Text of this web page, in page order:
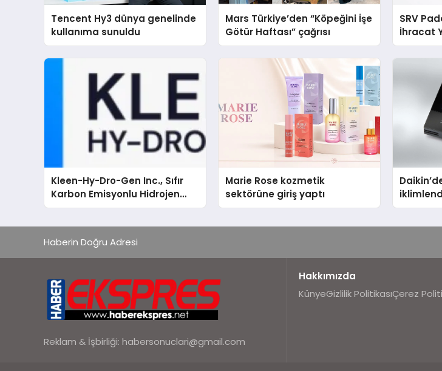
Tencent Hy3 dünya genelinde
kullanıma sunuldu
Mars Türkiye’den “Köpeğini İşe
Götür Haftası” çağrısı
SRV
İhracat
Padel
Kleen-Hy-Dro-Gen Inc., Sıfır
Karbon Emisyonlu Hidrojen
Isıtma Teknolojisinde ISO ve
Marie Rose kozmetik
sektörüne giriş yaptı
Madoka
Haberin Doğru Adresi
Reklam & İşbirliği: habersonuclari@gmail.com
Hakkımızda
KünyeGizlilik PolitikasıÇerez